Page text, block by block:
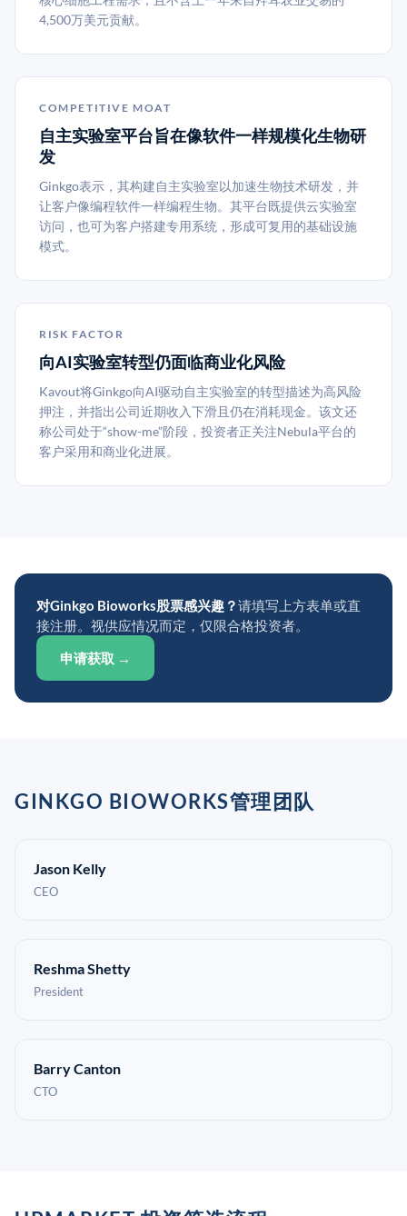
4,500万美元贡献。
COMPETITIVE MOAT
自主实验室平台旨在像软件一样规模化生物研
发
Ginkgo表示，其构建自主实验室以加速生物技术研发，并
让客户像编程软件一样编程生物。其平台既提供云实验室
访问，也可为客户搭建专用系统，形成可复用的基础设施
模式。
RISK FACTOR
向AI实验室转型仍面临商业化风险
Kavout将Ginkgo向AI驱动自主实验室的转型描述为高风险
押注，并指出公司近期收入下滑且仍在消耗现金。该文还
称公司处于“show-me”阶段，投资者正关注Nebula平台的
客户采用和商业化进展。
对Ginkgo Bioworks股票感兴趣？请填写上方表单或直
接注册。视供应情况而定，仅限合格投资者。
申请获取 →
GINKGO BIOWORKS管理团队
Jason Kelly
CEO
Reshma Shetty
President
Barry Canton
CTO